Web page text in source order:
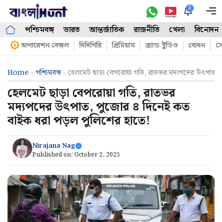
Skip
content
3
পশ্চিমবঙ্গ ভারত আন্তর্জাতিক রাজনীতি খেলা বিনোদন
অপারেশন বেঙ্গল দিদিগিরি প্রিমিয়াম ব্র্যান্ড ষ্টুডিও বোধন
Home - পশ্চিমবঙ্গ- হেলমেট ছাড়া বেপরোয়া গতি, রাতভর মদ্যপদের
হেলমেট ছাড়া বেপরোয়া গতি, রাতভর
মদ্যপদের উৎপাত, পুজোর ৪ দিনেই কত
বাইক ধরা পড়ল পুলিশের হাতে!
Nirajana Nag
Published on: October 2, 2025